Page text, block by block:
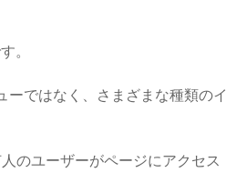
。
ーではなく、さまざまな種類のイ
のユーザーがページにアクセス